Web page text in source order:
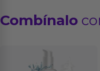
Combínalo